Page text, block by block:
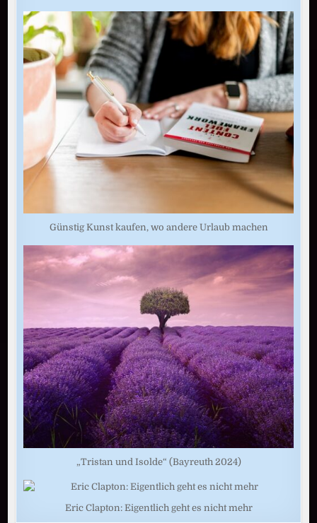
Günstig Kunst kaufen, wo andere Urlaub machen
„Tristan und Isolde“ (Bayreuth 2024)
Eric Clapton: Eigentlich geht es nicht mehr